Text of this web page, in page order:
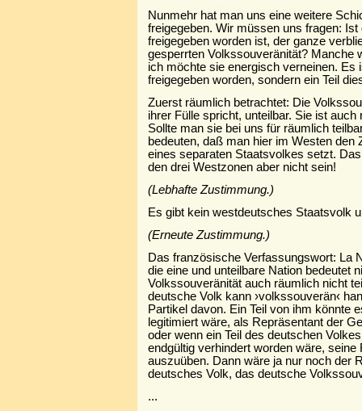
Nunmehr hat man uns eine weitere
freigegeben. Wir müssen uns fragen:
freigegeben worden ist, der ganze
gesperrten Volkssouveränität? Manche
ich möchte sie energisch verneinen. Es
freigegeben worden, sondern ein Teil
Zuerst räumlich betrachtet: Die
ihrer Fülle spricht, unteilbar. Sie ist auch
Sollte man sie bei uns für räumlich
bedeuten, daß man hier im Westen den
eines separaten Staatsvolkes setzt.
den drei Westzonen aber nicht sein!
(Lebhafte Zustimmung.)
Es gibt kein westdeutsches Staatsvolk
(Erneute Zustimmung.)
Das französische Verfassungswort: La
die eine und unteilbare Nation bedeutet
Volkssouveränität auch räumlich nicht
deutsche Volk kann ›volkssouverän‹
Partikel davon. Ein Teil von ihm könnte
legitimiert wäre, als Repräsentant der
oder wenn ein Teil des deutschen
endgültig verhindert worden wäre, seine
auszuüben. Dann wäre ja nur noch der
deutsches Volk, das deutsche
...